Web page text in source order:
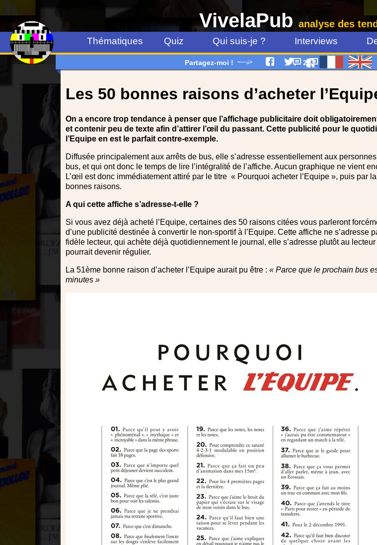
VivelaPub analyse des
Thématiques Quiz Qui suis-je ? Interviews
Partagez-moi ! 2
Les 50 bonnes raisons d’acheter
On a encore trop tendance à penser que l’affichage publicitaire doit
et contenir peu de texte afin d’attirer l’œil du passant. Cette publicité pour le
l’Equipe en est le parfait contre-exemple.
Diffusée principalement aux arrêts de bus, elle s’adresse essentiellement aux
bus, et qui ont donc le temps de lire l’intégralité de l’affiche. Aucun graphique ne vient
L’œil est donc immédiatement attiré par le titre « Pourquoi acheter l’Equipe », puis par
bonnes raisons.
A qui cette affiche s’adresse-t-elle ?
Si vous avez déjà acheté l’Equipe, certaines des 50 raisons citées vous parleront
d’une publicité destinée à convertir le non-sportif à l’Equipe. Cette affiche ne s’adresse
fidèle lecteur, qui achète déjà quotidiennement le journal, elle s’adresse plutôt au
pourrait devenir régulier.
La 51ème bonne raison d’acheter l’Equipe aurait pu être : « Parce que le prochain bus
minutes »